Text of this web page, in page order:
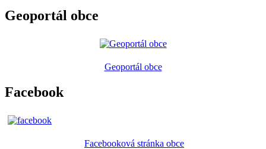
Geoportál obce
Geoportál obce
Facebook
Facebooková stránka obce